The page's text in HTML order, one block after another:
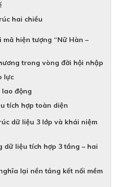
hai chiều
hiện tượng “Nữ Hàn –
trong vòng đời hội nhập
lực
lao động
tích hợp toàn diện
dữ liệu 3 lớp và khái niệm
dữ liệu tích hợp 3 tầng – hai
lại nền tảng kết nối mềm